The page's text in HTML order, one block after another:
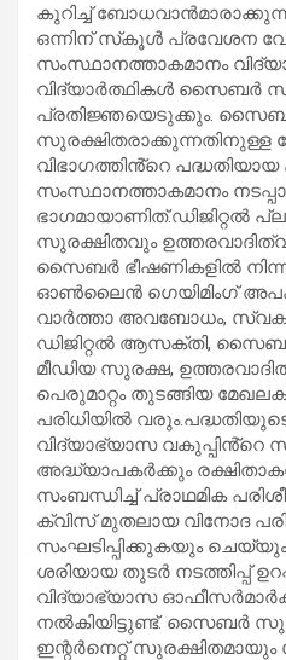
കുറിച്ച്
ഒന്നിന് സ്‌കൂൾ പ്രവേശന
സംസ്ഥാനത്താകമാനം
വിദ്യാർത്ഥികൾ സൈബർ
പ്രതിജ്ഞയെടുക്കും.
വിഭാഗത്തിൻ്റെ
സംസ്ഥാനത്താകമാനം
ഭാഗമായാണിത്.ഡിജിറ്റൽ
സുരക്ഷിതവും
സൈബർ ഭീഷണികളിൽ
ഓൺലൈൻ ഗെയിമിംഗ്
വാർത്താ അവബോധം,
ഡിജിറ്റൽ ആസക്തി,
മീഡിയ സുരക്ഷ,
പെരുമാറ്റം തുടങ്ങിയ
പരിധിയിൽ
വിദ്യാഭ്യാസ
അദ്ധ്യാപകർക്കും
സംബന്ധിച്ച് പ്രാഥമിക
ക്വിസ് മുതലായ വിനോദ
സംഘടിപ്പിക്കുകയും
ശരിയായ തുടർ നടത്തിപ്പ്
വിദ്യാഭ്യാസ
നൽകിയിട്ടുണ്ട്. സൈബർ
ഇന്റർനെറ്റ് സുരക്ഷിതമായും